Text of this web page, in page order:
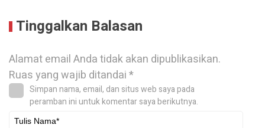
Tinggalkan Balasan
Alamat email Anda tidak akan dipublikasikan.
Ruas yang wajib ditandai*
Simpan nama, email, dan situs web saya pada
peramban ini untuk komentar saya berikutnya.